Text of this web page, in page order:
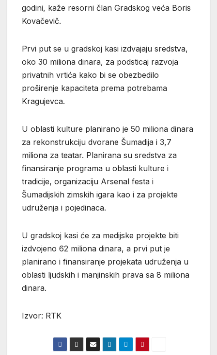
godini, kaže resorni član Gradskog veća Boris
Kovačevič.
Prvi put se u gradskoj kasi izdvajaju sredstva,
oko 30 miliona dinara, za podsticaj razvoja
privatnih vrtića kako bi se obezbedilo
proširenje kapaciteta prema potrebama
Kragujevca.
U oblasti kulture planirano je 50 miliona dinara
za rekonstrukciju dvorane Šumadija i 3,7
miliona za teatar. Planirana su sredstva za
finansiranje programa u oblasti kulture i
tradicije, organizaciju Arsenal festa i
Šumadijskih zimskih igara kao i za projekte
udruženja i pojedinaca.
U gradskoj kasi će za medijske projekte biti
izdvojeno 62 miliona dinara, a prvi put je
planirano i finansiranje projekata udruženja u
oblasti ljudskih i manjinskih prava sa 8 miliona
dinara.
Izvor: RTK